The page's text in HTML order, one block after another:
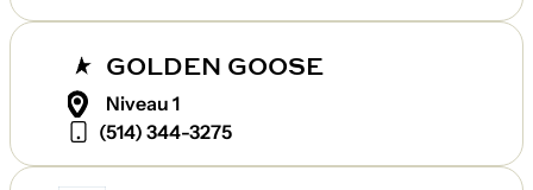
GOLDEN GOOSE
Niveau 1
(514) 344-3275